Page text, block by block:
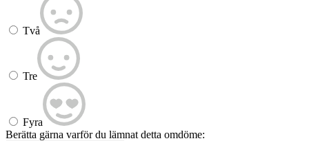
Två
Tre
Fyra
Berätta gärna varför du lämnat detta omdöme: